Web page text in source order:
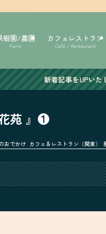
樹園/農園
Farm
カフェレストラン
Café / Restaurant
新着記事をUPいた
苑 』❶
おでかけ カフェ＆レストラン（関東）